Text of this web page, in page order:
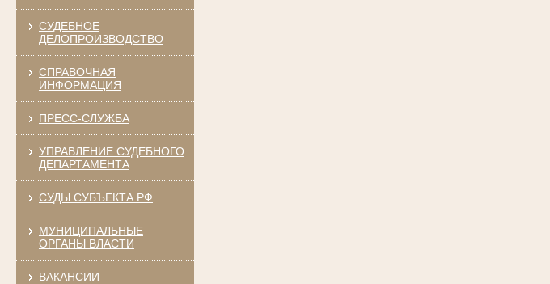
СУДЕБНОЕ
ДЕЛОПРОИЗВОДСТВО
СПРАВОЧНАЯ
ИНФОРМАЦИЯ
ПРЕСС-СЛУЖБА
УПРАВЛЕНИЕ СУДЕБНОГО
ДЕПАРТАМЕНТА
СУДЫ СУБЪЕКТА РФ
МУНИЦИПАЛЬНЫЕ
ОРГАНЫ ВЛАСТИ
ВАКАНСИИ